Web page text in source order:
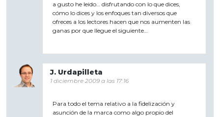
a gusto he leido… disfrutando con lo que dices,
cómo lo dices y los enfoques tan diversos que
ofreces a los lectores hacen que nos aumenten las
ganas por que llegue el siguiente…
J. Urdapilleta
1 diciembre 2009 a las 17:16
Para todo el tema relativo a la fidelización y
asunción de la marca como algo propio del